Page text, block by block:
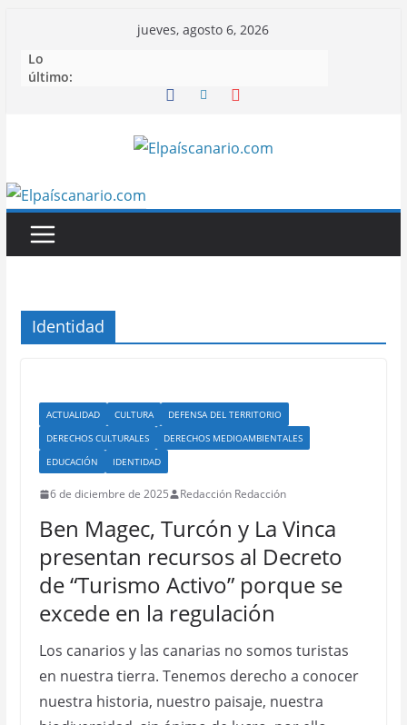
contenido
jueves, agosto 6, 2026
Lo
último:
Identidad
ACTUALIDAD CULTURA
DEFENSA DEL TERRITORIO
DERECHOS CULTURALES
DERECHOS MEDIOAMBIENTALES
EDUCACIÓN
IDENTIDAD
6 de diciembre de 2025 Redacción Redacción
Ben Magec, Turcón y La Vinca
presentan recursos al Decreto
de “Turismo Activo” porque se
excede en la regulación
Los canarios y las canarias no somos turistas
en nuestra tierra. Tenemos derecho a conocer
nuestra historia, nuestro paisaje, nuestra